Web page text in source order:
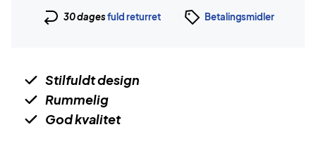
30 dagesfuld returret Betalingsmidler
Stilfuldt design
Rummelig
God kvalitet